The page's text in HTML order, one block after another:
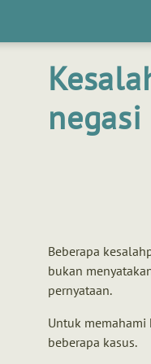
negasi
Beberapa
bukan
pernyataan.
Untuk
beberapa kasus.